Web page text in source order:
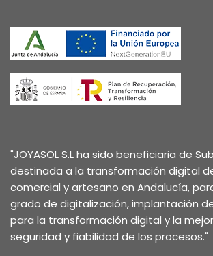
"JOYASOL S.L ha sido beneficiaria de
destinada a la transformación digital
comercial y artesano en Andalucía,
grado de digitalización, implantación
para la transformación digital y la
seguridad y fiabilidad de los procesos."